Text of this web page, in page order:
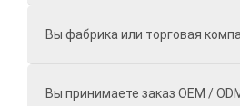
Вы фабрика или торговая
Вы принимаете заказ OEM /